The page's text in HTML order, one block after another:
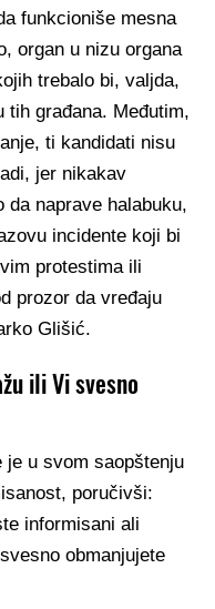
funkcioniše mesna
organ u nizu organa
trebalo bi, valjda,
tih građana. Međutim,
ti kandidati nisu
jer nikakav
naprave halabuku,
incidente koji bi
protestima ili
prozor da vređaju
Glišić.
ili Vi svesno
u svom saopštenju
poručivši:
informisani ali
obmanjujete